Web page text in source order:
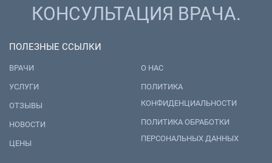
КОНСУЛЬТАЦИЯ ВРАЧА.
ПОЛЕЗНЫЕ ССЫЛКИ
ВРАЧИ
УСЛУГИ
ОТЗЫВЫ
НОВОСТИ
ЦЕНЫ
О НАС
ПОЛИТИКА
КОНФИДЕНЦИАЛЬНОСТИ
ПОЛИТИКА ОБРАБОТКИ
ПЕРСОНАЛЬНЫХ ДАННЫХ